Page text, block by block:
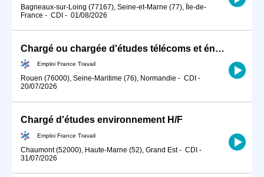
Bagneaux-sur-Loing (77167), Seine-et-Marne (77), Île-de-
France - CDI - 01/08/2026
Chargé ou chargée d'études télécoms et énergie (H/F)
Emploi France Travail
Rouen (76000), Seine-Maritime (76), Normandie - CDI -
20/07/2026
Chargé d'études environnement H/F
Emploi France Travail
Chaumont (52000), Haute-Marne (52), Grand Est- CDI -
31/07/2026